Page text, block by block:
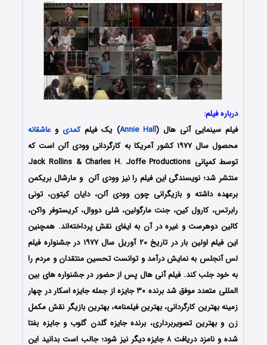
درباره فیلم:
فیلم سینمایی آنی هال (Annie Hall) یک فیلمکمدی وعاشقانه
محصول سال ۱۹۷۷ کشور آمریکا به کارگردانی وودی آلن است که
توسط کمپانی Jack Rollins & Charles H. Joffe Productions
منتشر شد؛ نویسندگی این فیلم را نیز وودی آلن و مارشال بریکمن
برعهده داشته و بازیگرانی چون وودی آلن، دایان کیتون، تونی
رابرتس، کارول کین، جنت مارگولین، شلی دووال، کریستوفر واکن،
کالین دوهرست و غیره در آن به ایفای نقش پرداخته‌اند. همچنین
این فیلم اولین بار در تاریخ ۲۰ آوریل سال ۱۹۷۷ در جشنواره فیلم
لس آنجلس به نمایش درآمد و توانست تحسین منتقدان و مردم را
به خود جلب کند. فیلم آنی هال پس از حضور در جشنواره های بین
المللی متعدد موفق شد برنده ۳۰ جایزه از جمله جایزه اسکار در چهار
زمینه بهترین کارگردانی، بهترین فیلمنامه، بهترین بازیگر نقش مکمل
زن و بهترین تصویربرداری، برنده جایزه گلدن گلوب و جایزه بفتا
شده و نامزد دریافت ۸ جایزه دیگر نیز شود؛ جالب است بدانید این